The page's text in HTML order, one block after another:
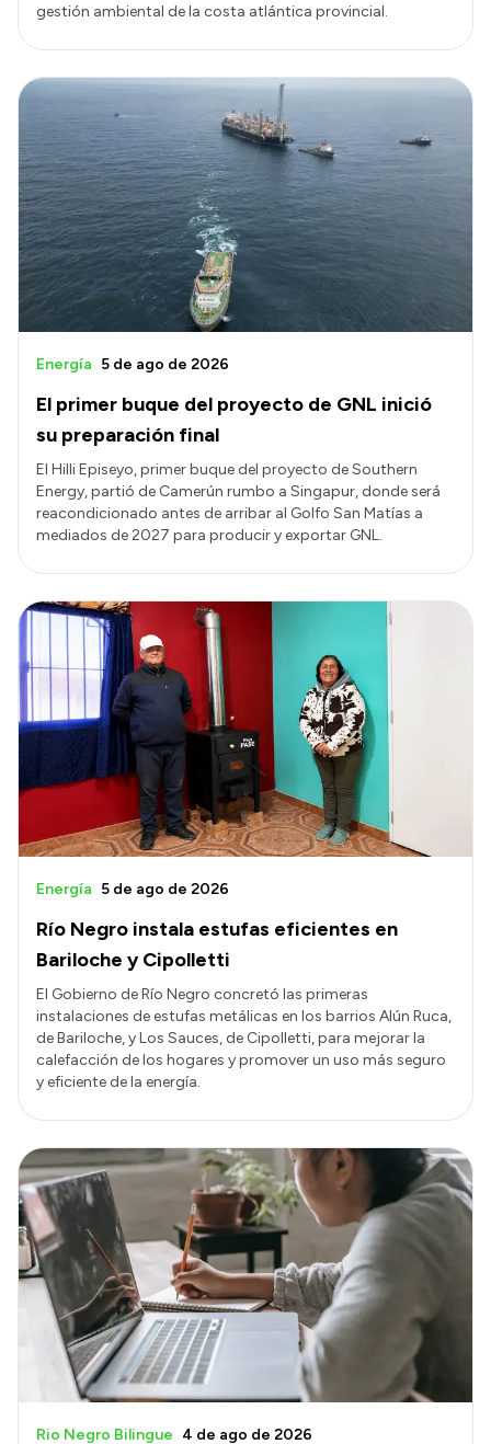
gestión ambiental de la costa atlántica provincial.
El primer buque del proyecto de GNL inició
su preparación final
Energía 5 de ago de 2026
El Hilli Episeyo, primer buque del proyecto de Southern
Energy, partió de Camerún rumbo a Singapur, donde será
reacondicionado antes de arribar al Golfo San Matías a
mediados de 2027 para producir y exportar GNL.
Río Negro instala estufas eficientes en
Bariloche y Cipolletti
Energía 5 de ago de 2026
El Gobierno de Río Negro concretó las primeras
instalaciones de estufas metálicas en los barrios Alún Ruca,
de Bariloche, y Los Sauces, de Cipolletti, para mejorar la
calefacción de los hogares y promover un uso más seguro
y eficiente de la energía.
Rio Negro Bilingue 4 de ago de 2026